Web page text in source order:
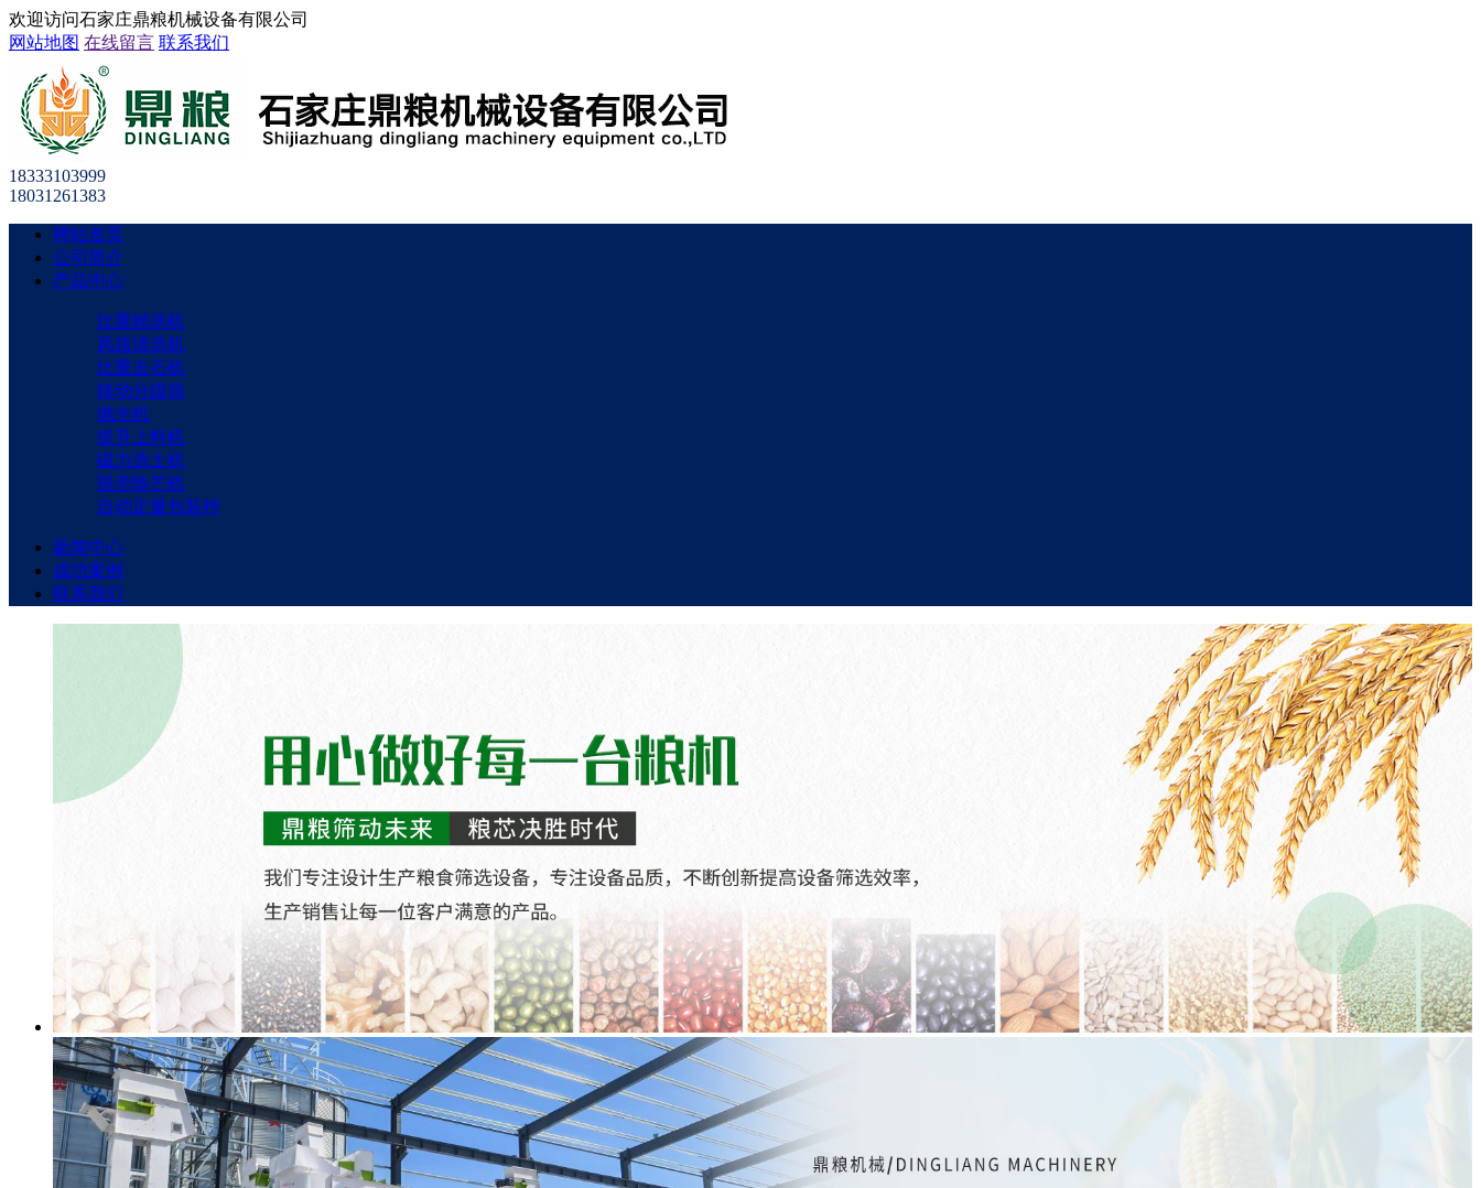
欢迎访问石家庄鼎粮机械设备有限公司
网站地图 在线留言 联系我们
18333103999
18031261383
网站首页
公司简介
产品中心
比重精选机
风筛清选机
比重去石机
移动分级筛
抛光机
提升上料机
磁力选土机
脱壳除芒机
自动定量包装秤
新闻中心
成功案例
联系我们